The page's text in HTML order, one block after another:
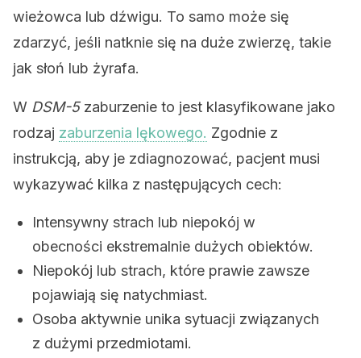
wieżowca lub dźwigu. To samo może się
zdarzyć, jeśli natknie się na duże zwierzę, takie
jak słoń lub żyrafa.
W DSM-5zaburzenie to jest klasyfikowane jako
rodzaj zaburzenia lękowego. Zgodnie z
instrukcją, aby je zdiagnozować, pacjent musi
wykazywać kilka z następujących cech:
Intensywny strach lub niepokój w
obecności ekstremalnie dużych obiektów.
Niepokój lub strach, które prawie zawsze
pojawiają się natychmiast.
Osoba aktywnie unika sytuacji związanych
z dużymi przedmiotami.